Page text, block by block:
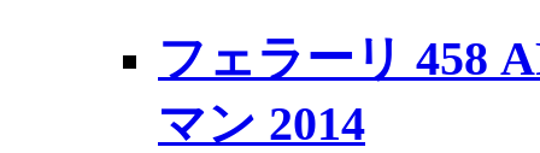
フェラーリ 458
マン 2014